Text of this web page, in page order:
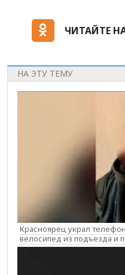
ЧИТАЙТЕ
НА ЭТУ ТЕМУ
Красноярец украл
велосипед из подъезда и